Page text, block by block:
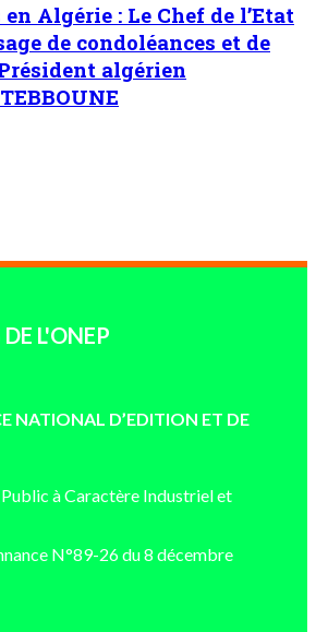
Algérie : Le Chef de l’Etat
de condoléances et de
algérien
L'ONEP
NATIONAL D’EDITION ET DE
à Caractère Industriel et
N°89-26 du 8 décembre